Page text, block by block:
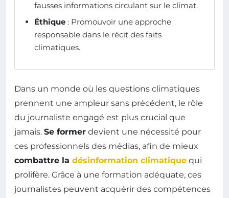
fausses informations circulant sur le climat.
Éthique : Promouvoir une approche
responsable dans le récit des faits
climatiques.
Dans un monde où les questions climatiques
prennent une ampleur sans précédent, le rôle
du journaliste engagé est plus crucial que
jamais. Se former devient une nécessité pour
ces professionnels des médias, afin de mieux
combattre la désinformation climatique qui
prolifère. Grâce à une formation adéquate, ces
journalistes peuvent acquérir des compétences